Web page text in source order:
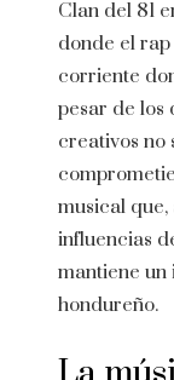
Clan del 81
donde el
corriente
pesar de los
creativos no
musical
influencias
mantiene un
hondureño.